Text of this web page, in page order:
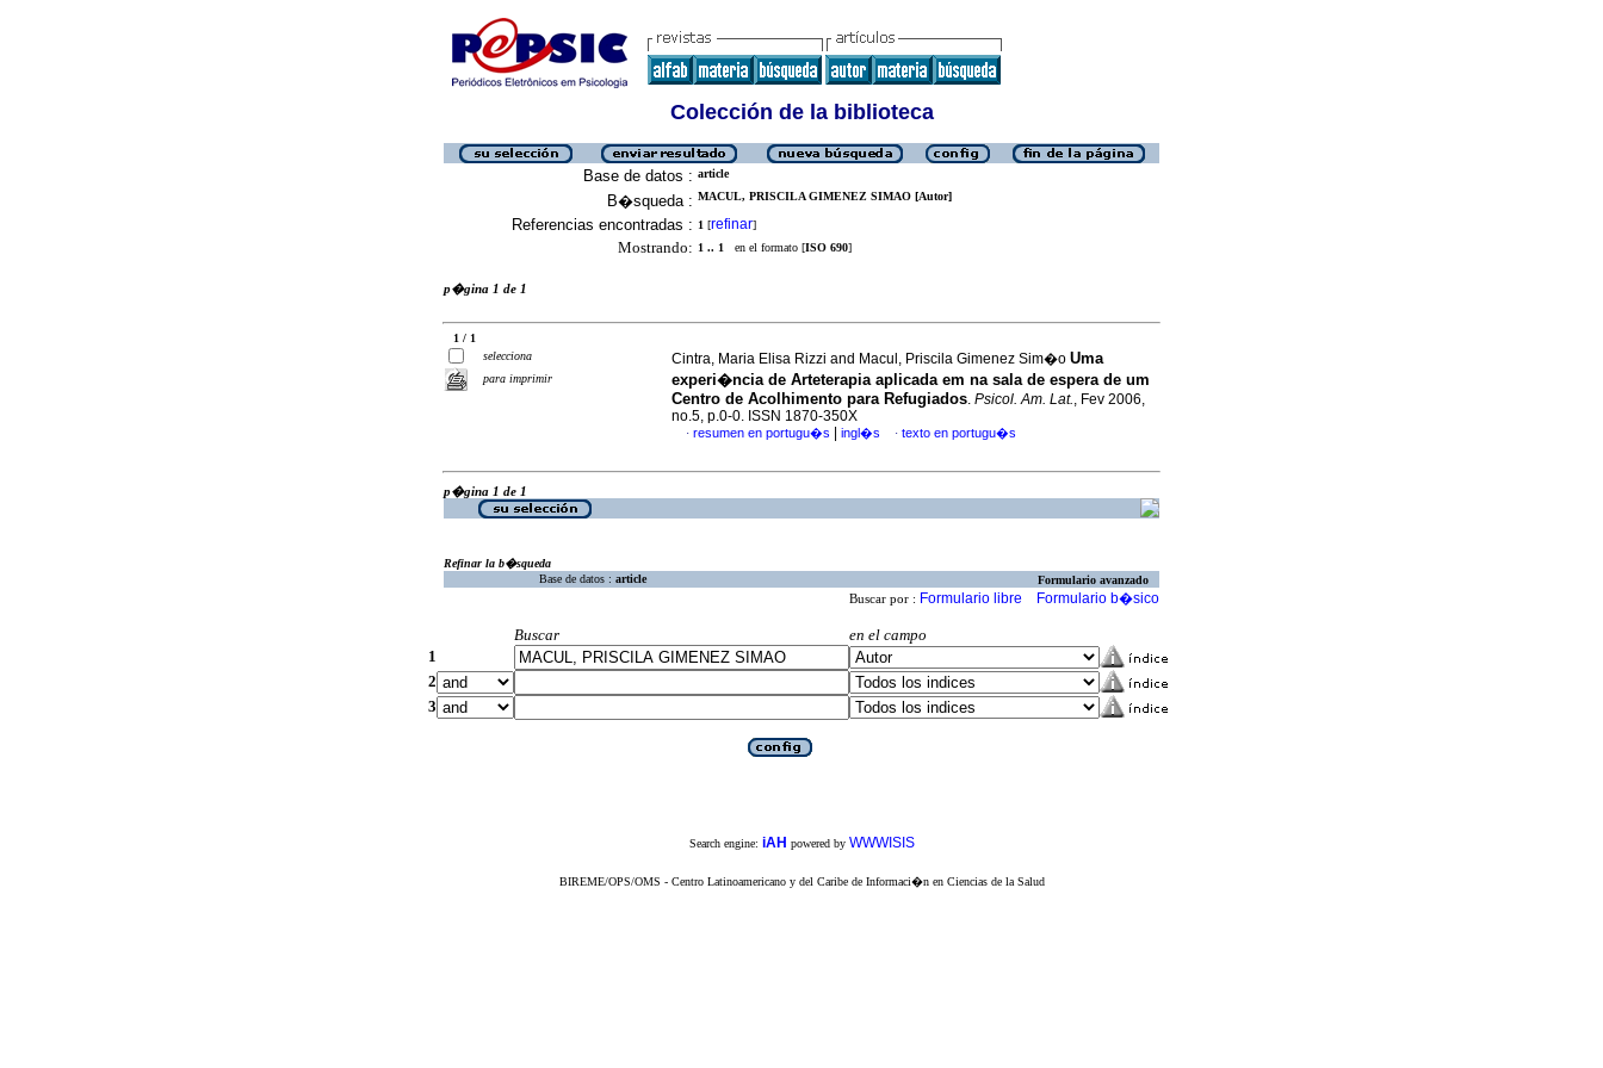
Colección de la biblioteca
Base de datos : article
B�squeda : MACUL, PRISCILA GIMENEZ SIMAO [Autor]
Referencias encontradas : 1 [refinar]
Mostrando: 1 .. 1 en el formato [ISO 690]
p�gina 1 de 1
1 / 1
selecciona
para imprimir
Cintra, Maria Elisa Rizzi and Macul, Priscila Gimenez Sim�o Uma
experi�ncia de Arteterapia aplicada em na sala de espera de um
Centro de Acolhimento para Refugiados. Psicol. Am. Lat., Fev 2006,
no.5, p.0-0. ISSN 1870-350X
· resumen en portugu�s ingl�s · texto en portugu�s
p�gina 1 de 1
Refinar la b�squeda
Base de datos : article Formulario avanzado
Buscar por : Formulario libre Formulario b�sico
Buscar
en el campo
1
2
3
Search engine: iAH powered by WWWISIS
BIREME/OPS/OMS - Centro Latinoamericano y del Caribe de Informaci�n en Ciencias de la Salud